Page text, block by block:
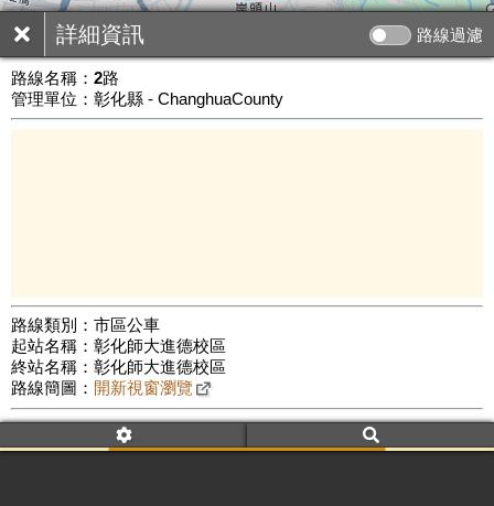
詳細資訊 路線過濾
路線名稱： 2路
管理單位：彰化縣 - ChanghuaCounty
路線類別：市區公車
起站名稱：彰化師大進德校區
終站名稱：彰化師大進德校區
路線簡圖： 開新視窗瀏覽
附屬名稱：2路
車頭描述：彰化
保警 彰化火車站[延駛彰師大進德校區]
公車數量: 累計5886、上線4778